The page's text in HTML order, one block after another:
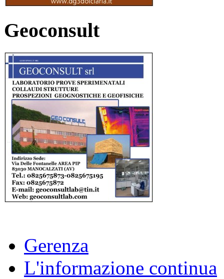
Geoconsult
Gerenza
L'informazione continua